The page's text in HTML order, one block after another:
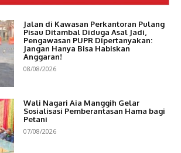
Jalan di Kawasan Perkantoran Pulang
Pisau Ditambal Diduga Asal Jadi,
Pengawasan PUPR Dipertanyakan:
Jangan Hanya Bisa Habiskan
Anggaran!
08/08/2026
Wali Nagari Aia Manggih Gelar
Sosialisasi Pemberantasan Hama bagi
Petani
07/08/2026